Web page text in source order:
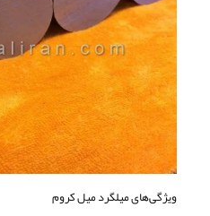
ویژگی‌های میلگرد میل کروم